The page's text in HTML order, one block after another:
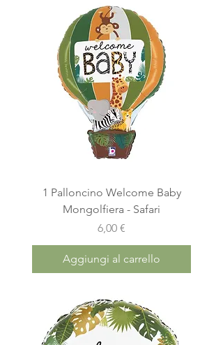
1 Palloncino Welcome Baby
Mongolfiera - Safari
Prezzo
6,00 €
Aggiungi al carrello